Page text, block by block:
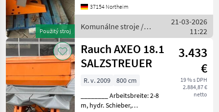
Použitý stroj
(0040) Rührhaube RWK 5
(0050)
Behälterabdeckplane TA 16
37154 Northeim
Komunálne stroje /
Rauch
21-03-2026
11:22
Rauch AXEO 18.1
SALZSTREUER
3.433
€
19 % s DPH
2.884,87 €
netto
R. v. 2009
800 cm
________ Arbeitsbreite: 2-8
m, hydr. Schieber,